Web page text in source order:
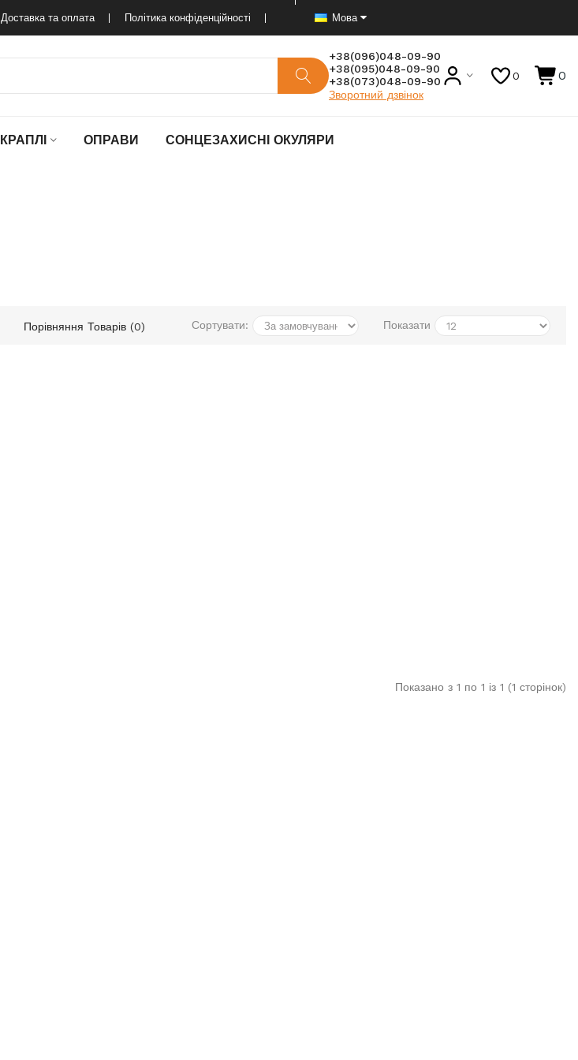
Доставка та оплата Політика конфіденційності Мова
+38(096)048-09-90
+38(095)048-09-90
+38(073)048-09-90
Зворотний дзвінок
0 0
КРАПЛІ ОПРАВИ СОНЦЕЗАХИСНІ ОКУЛЯРИ
Порівняння Товарів (0) Сортувати: Показати
Показано з 1 по 1 із 1 (1 сторінок)